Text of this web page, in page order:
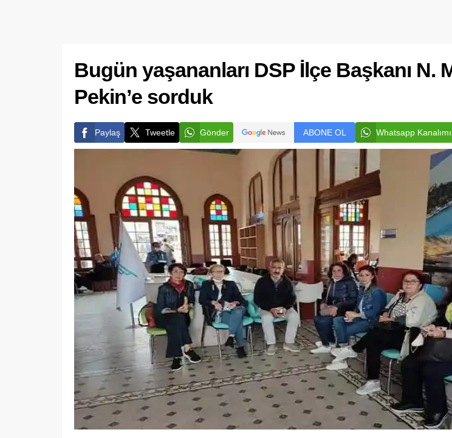
Bugün yaşananları DSP İlçe Başkanı N.
Pekin’e sorduk
Paylaş Tweetle Gönder ABONE OL Whatsapp